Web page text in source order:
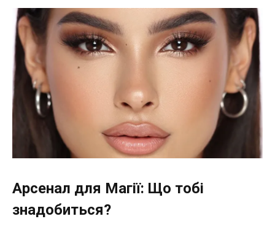
Арсенал для Магії: Що тобі
знадобиться?